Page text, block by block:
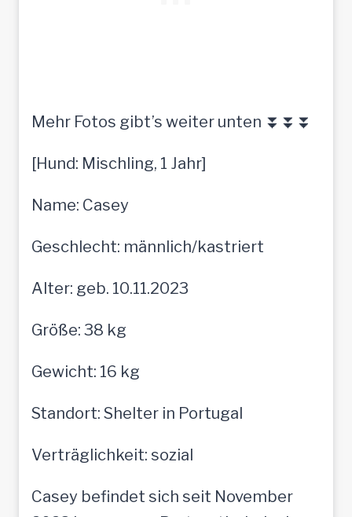
Mehr Fotos gibt’s weiter unten ⏬⏬⏬
[Hund: Mischling, 1 Jahr]
Name: Casey
Geschlecht: männlich/kastriert
Alter: geb. 10.11.2023
Größe: 38 kg
Gewicht: 16 kg
Standort: Shelter in Portugal
Verträglichkeit: sozial
Casey befindet sich seit November